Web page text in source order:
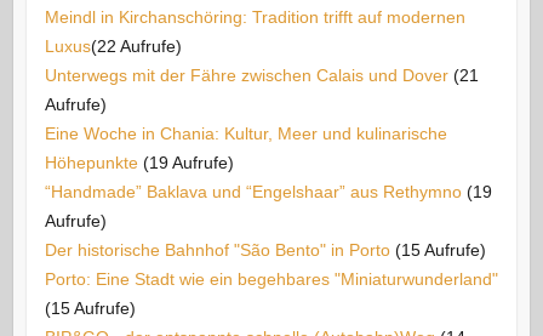
Meindl in Kirchanschöring: Tradition trifft auf modernen
Luxus​(22 Aufrufe)
Unterwegs mit der Fähre zwischen Calais und Dover (21
Aufrufe)
Eine Woche in Chania: Kultur, Meer und kulinarische
Höhepunkte (19 Aufrufe)
“Handmade” Baklava und “Engelshaar” aus Rethymno (19
Aufrufe)
Der historische Bahnhof "São Bento" in Porto (15 Aufrufe)
Porto: Eine Stadt wie ein begehbares "Miniaturwunderland"
(15 Aufrufe)